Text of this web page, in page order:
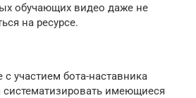
обучающих видео даже не
на ресурсе.
с участием бота-наставника
имеющиеся